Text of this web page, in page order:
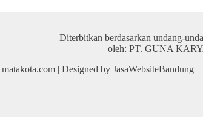
Diterbitkan berdasarkan undang-
oleh: PT. GUNA
| Designed by JasaWebsiteBandung